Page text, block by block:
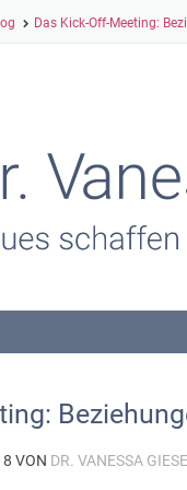
Das Kick-Off-Meeting:
VON DR. VANESSA GIESE